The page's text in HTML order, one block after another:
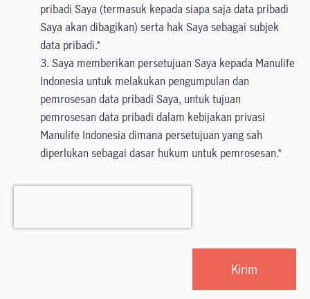
pribadi Saya (termasuk kepada siapa saja data pribadi
Saya akan dibagikan) serta hak Saya sebagai subjek
data pribadi.
3. Saya memberikan persetujuan Saya kepada Manulife
Indonesia untuk melakukan pengumpulan dan
pemrosesan data pribadi Saya, untuk tujuan
pemrosesan data pribadi dalam kebijakan privasi
Manulife Indonesia dimana persetujuan yang sah
diperlukan sebagai dasar hukum untuk pemrosesan.